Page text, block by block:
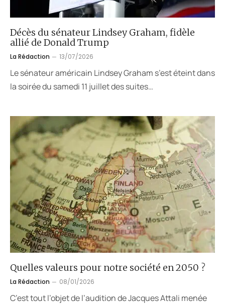
Décès du sénateur Lindsey Graham, fidèle
allié de Donald Trump
La Rédaction 13/07/2026
Le sénateur américain Lindsey Graham s’est éteint dans
la soirée du samedi 11 juillet des suites…
Quelles valeurs pour notre société en 2050 ?
La Rédaction 08/01/2026
C’est tout l’objet de l’audition de Jacques Attali menée